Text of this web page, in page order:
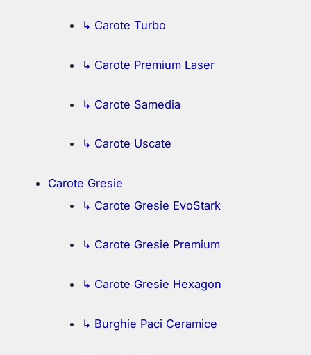
↳ Carote Turbo
↳ Carote Premium Laser
↳ Carote Samedia
↳ Carote Uscate
Carote Gresie
↳ Carote Gresie EvoStark
↳ Carote Gresie Premium
↳ Carote Gresie Hexagon
↳ Burghie Paci Ceramice